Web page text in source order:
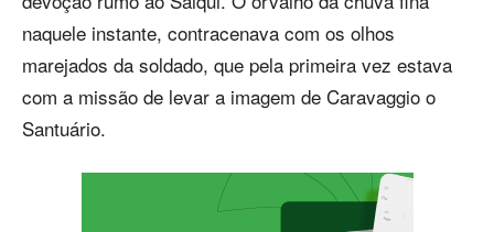
naquele instante, contracenava com os olhos
marejados da soldado, que pela primeira vez estava
com a missão de levar a imagem de Caravaggio o
Santuário.